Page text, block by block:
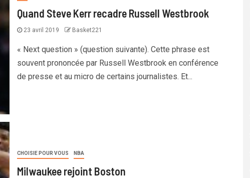
Quand Steve Kerr recadre Russell Westbrook
23 avril 2019 Basket221
« Next question » (question suivante). Cette phrase est
souvent prononcée par Russell Westbrook en conférence
de presse et au micro de certains journalistes. Et...
CHOISIE POUR VOUS NBA
Milwaukee rejoint Boston